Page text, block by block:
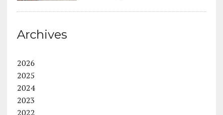
Archives
2026
2025
2024
2023
2022